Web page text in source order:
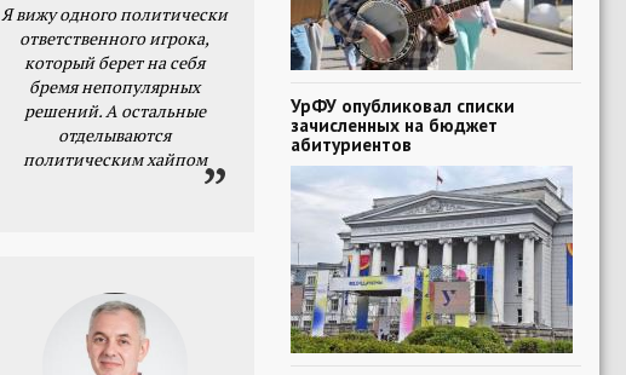
Я вижу одного политически
ответственного игрока,
который берет на себя
бремя непопулярных
решений. А остальные
отделываются
политическим хайпом
УрФУ опубликовал списки
зачисленных на бюджет
абитуриентов